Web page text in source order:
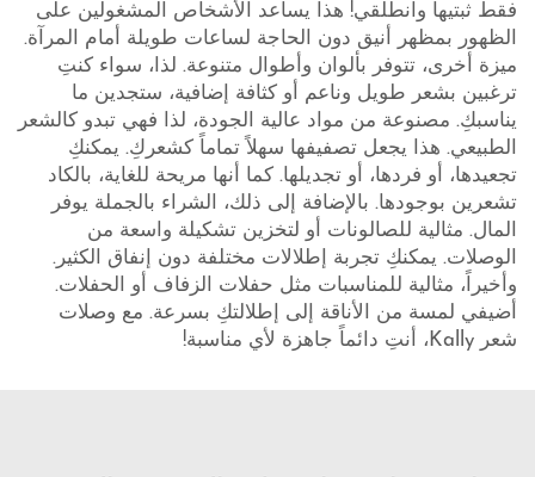
فقط ثبتيها وانطلقي! هذا يساعد الأشخاص المشغولين على
الظهور بمظهر أنيق دون الحاجة لساعات طويلة أمام المرآة.
ميزة أخرى، تتوفر بألوان وأطوال متنوعة. لذا، سواء كنتِ
ترغبين بشعر طويل وناعم أو كثافة إضافية، ستجدين ما
يناسبكِ. مصنوعة من مواد عالية الجودة، لذا فهي تبدو كالشعر
الطبيعي. هذا يجعل تصفيفها سهلاً تماماً كشعركِ. يمكنكِ
تجعيدها، أو فردها، أو تجديلها. كما أنها مريحة للغاية، بالكاد
تشعرين بوجودها. بالإضافة إلى ذلك، الشراء بالجملة يوفر
المال. مثالية للصالونات أو لتخزين تشكيلة واسعة من
الوصلات. يمكنكِ تجربة إطلالات مختلفة دون إنفاق الكثير.
وأخيراً، مثالية للمناسبات مثل حفلات الزفاف أو الحفلات.
أضيفي لمسة من الأناقة إلى إطلالتكِ بسرعة. مع وصلات
شعر Kally، أنتِ دائماً جاهزة لأي مناسبة!